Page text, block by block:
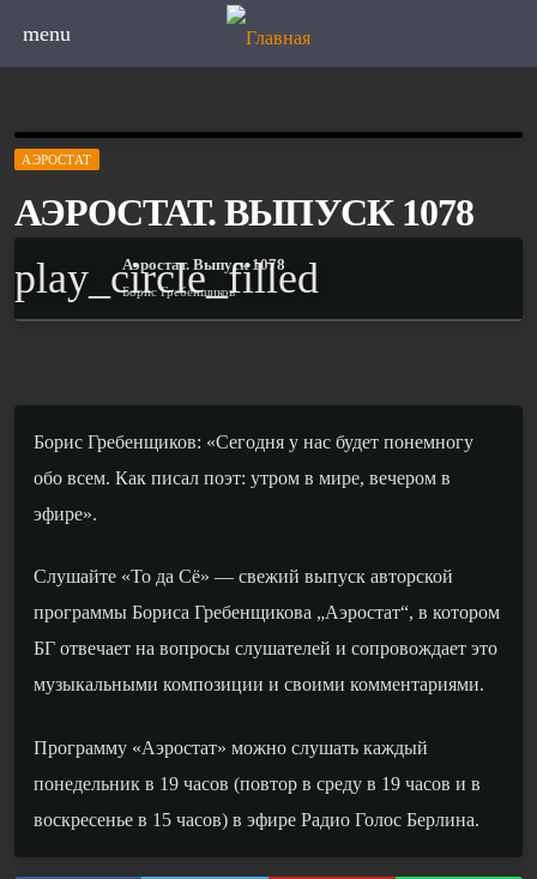
menu
АЭРОСТАТ
АЭРОСТАТ. ВЫПУСК 1078
play_circle_filled
Аэростат. Выпуск 1078
Борис Гребенщиков
Борис Гребенщиков: «Сегодня у нас будет понемногу
обо всем. Как писал поэт: утром в мире, вечером в
эфире».
Слушайте «То да Сё» — свежий выпуск авторской
программы Бориса Гребенщикова „Аэростат“, в котором
БГ отвечает на вопросы слушателей и сопровождает это
музыкальными композиции и своими комментариями.
Программу «Аэростат» можно слушать каждый
понедельник в 19 часов (повтор в среду в 19 часов и в
воскресенье в 15 часов) в эфире Радио Голос Берлина.